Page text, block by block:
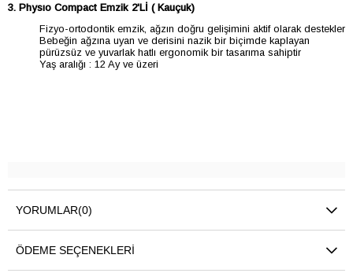
3. Physıo Compact Emzik 2'Lİ ( Kauçuk)
Fizyo-ortodontik emzik, ağzın doğru gelişimini aktif olarak destekler
Bebeğin ağzına uyan ve derisini nazik bir biçimde kaplayan
pürüzsüz ve yuvarlak hatlı ergonomik bir tasarıma sahiptir
Yaş aralığı : 12 Ay ve üzeri
YORUMLAR(0)
ÖDEME SEÇENEKLERI